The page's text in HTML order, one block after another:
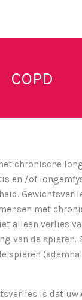
COPD
chronische
en /of
met
alleen verlies
van de spieren.
spieren
is dat